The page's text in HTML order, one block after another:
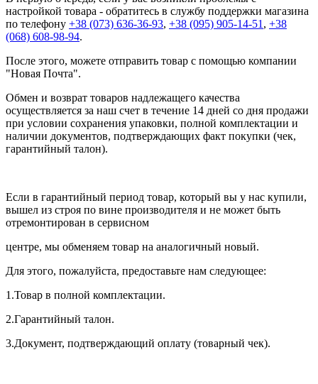
настройкой товара - обратитесь в службу поддержки магазина
по телефону +38 (073) 636-36-93, +38 (095) 905-14-51 , +38
(068) 608-98-94.
После этого, можете отправить товар с помощью компании
"Новая Почта".
Обмен и возврат товаров надлежащего качества
осуществляется за наш счет в течение 14 дней со дня продажи
при условии сохранения упаковки, полной комплектации и
наличии документов, подтверждающих факт покупки (чек,
гарантийный талон).
Если в гарантийный период товар, который вы у нас купили,
вышел из строя по вине производителя и не может быть
отремонтирован в сервисном
центре, мы обменяем товар на аналогичный новый.
Для этого, пожалуйста, предоставьте нам следующее:
1.Товар в полной комплектации.
2.Гарантийный талон.
3.Документ, подтверждающий оплату (товарный чек).